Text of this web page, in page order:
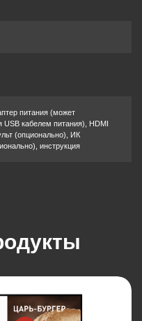
питания (может
USB кабелем питания), HDMI
(опционально), ИК
инструкция